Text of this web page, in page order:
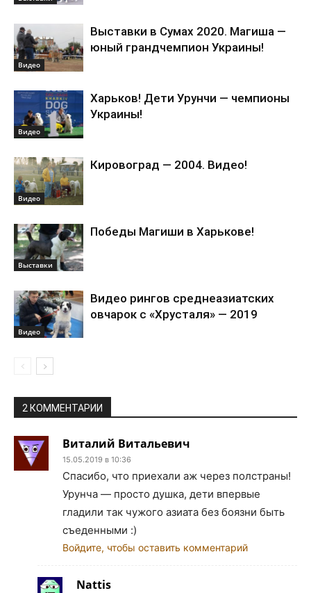
Видео
Выставки в Сумах 2020. Магиша —
юный грандчемпион Украины!
Видео
Харьков! Дети Урунчи — чемпионы
Украины!
Видео
Кировоград — 2004. Видео!
Выставки
Победы Магиши в Харькове!
Видео
Видео рингов среднеазиатских
овчарок с «Хрусталя» — 2019
2 КОММЕНТАРИИ
Виталий Витальевич
15.05.2019 в 10:36
Спасибо, что приехали аж через полстраны!
Урунча — просто душка, дети впервые
гладили так чужого азиата без боязни быть
съеденными :)
Войдите, чтобы оставить комментарий
Nattis